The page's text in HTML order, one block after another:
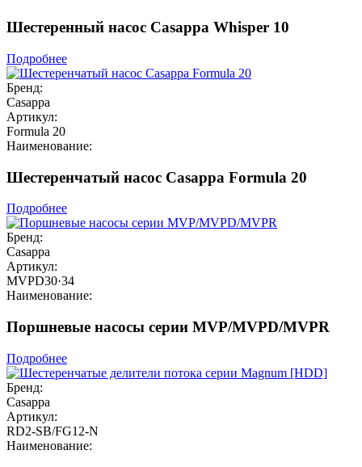
Шестеренный насос Casappa Whisper 10
Подробнее
Бренд:
Casappa
Артикул:
Formula 20
Наименование:
Шестеренчатый насос Casappa Formula 20
Подробнее
Бренд:
Casappa
Артикул:
MVPD30·34
Наименование:
Поршневые насосы серии MVP/MVPD/MVPR
Подробнее
Бренд:
Casappa
Артикул:
RD2-SB/FG12-N
Наименование: